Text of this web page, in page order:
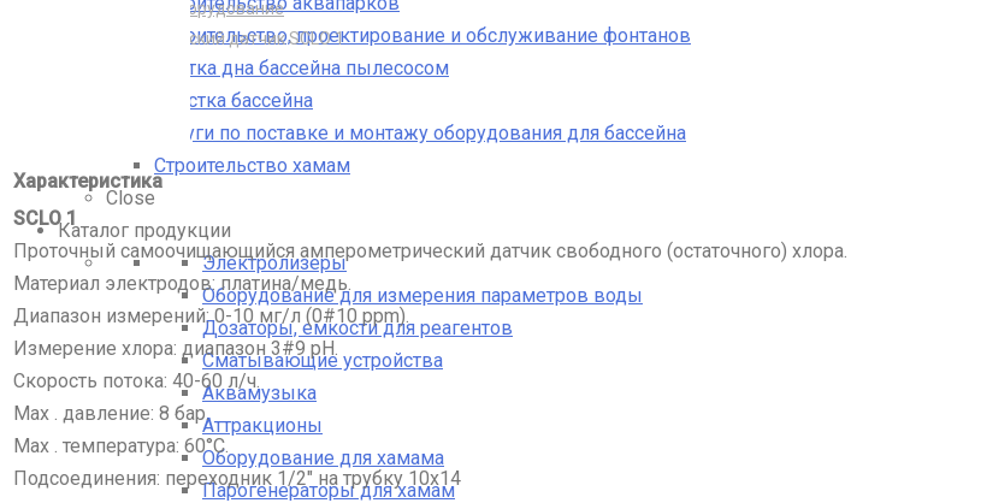
Строительство, проектирование и обслуживание фонтанов
Чистка дна бассейна пылесосом
Очистка бассейна
Услуги по поставке и монтажу оборудования для бассейна
Строительство хамам
Close
Каталог продукции
Электролизеры
Оборудование для измерения параметров воды
Дозаторы, емкости для реагентов
Сматывающие устройства
Аквамузыка
Аттракционы
Оборудование для хамама
Парогенераторы для хамам
Дозирующее оборудование
Амперометрический датчик SCLO 1
Характеристика
SCLO 1
Проточный самоочищающийся амперометрический датчик свободного (остаточного) хлора.
Материал электродов: платина/медь.
Диапазон измерений: 0-10 мг/л (0#10 ppm).
Измерение хлора: диапазон 3#9 рН.
Скорость потока: 40-60 л/ч.
Max . давление: 8 бар.
Max . температура: 60°С.
Подсоединения: переходник 1/2″ на трубку 10х14